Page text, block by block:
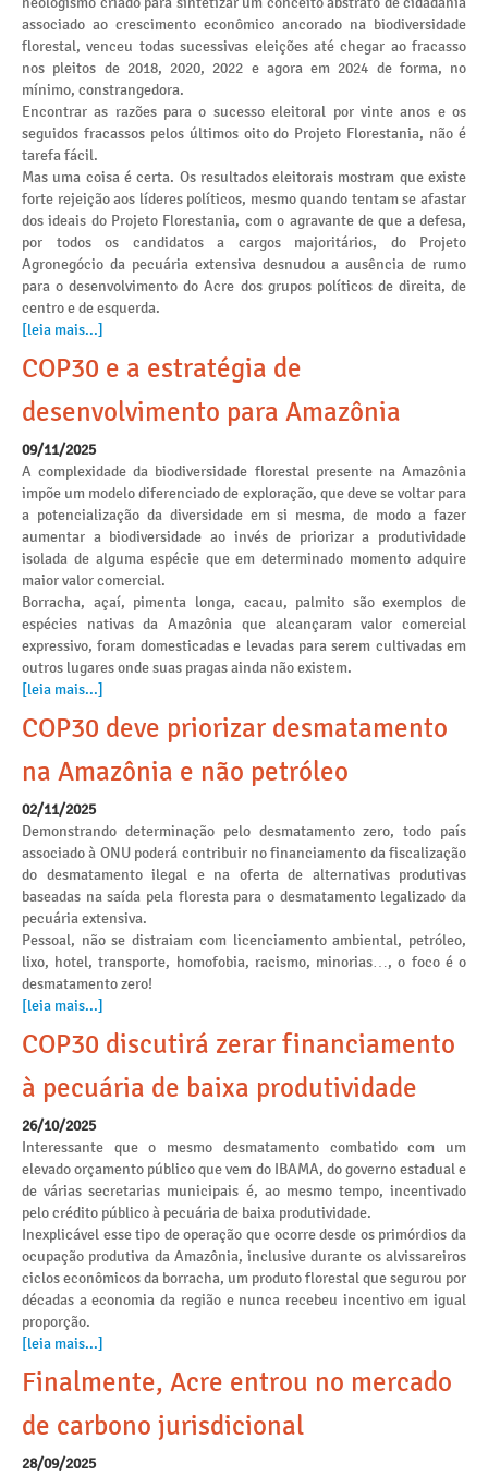
associado ao crescimento econômico ancorado na biodiversidade
florestal, venceu todas sucessivas eleições até chegar ao fracasso
nos pleitos de 2018, 2020, 2022 e agora em 2024 de forma, no
mínimo, constrangedora.
Encontrar as razões para o sucesso eleitoral por vinte anos e os
seguidos fracassos pelos últimos oito do Projeto Florestania, não é
tarefa fácil.
Mas uma coisa é certa. Os resultados eleitorais mostram que existe
forte rejeição aos líderes políticos, mesmo quando tentam se afastar
dos ideais do Projeto Florestania, com o agravante de que a defesa,
por todos os candidatos a cargos majoritários, do Projeto
Agronegócio da pecuária extensiva desnudou a ausência de rumo
para o desenvolvimento do Acre dos grupos políticos de direita, de
centro e de esquerda.
[leia mais...]
COP30 e a estratégia de
desenvolvimento para Amazônia
09/11/2025
A complexidade da biodiversidade florestal presente na Amazônia
impõe um modelo diferenciado de exploração, que deve se voltar para
a potencialização da diversidade em si mesma, de modo a fazer
aumentar a biodiversidade ao invés de priorizar a produtividade
isolada de alguma espécie que em determinado momento adquire
maior valor comercial.
Borracha, açaí, pimenta longa, cacau, palmito são exemplos de
espécies nativas da Amazônia que alcançaram valor comercial
expressivo, foram domesticadas e levadas para serem cultivadas em
outros lugares onde suas pragas ainda não existem.
[leia mais...]
COP30 deve priorizar desmatamento
na Amazônia e não petróleo
02/11/2025
Demonstrando determinação pelo desmatamento zero, todo país
associado à ONU poderá contribuir no financiamento da fiscalização
do desmatamento ilegal e na oferta de alternativas produtivas
baseadas na saída pela floresta para o desmatamento legalizado da
pecuária extensiva.
Pessoal, não se distraiam com licenciamento ambiental, petróleo,
lixo, hotel, transporte, homofobia, racismo, minorias…, o foco é o
desmatamento zero!
[leia mais...]
COP30 discutirá zerar financiamento
à pecuária de baixa produtividade
26/10/2025
Interessante que o mesmo desmatamento combatido com um
elevado orçamento público que vem do IBAMA, do governo estadual e
de várias secretarias municipais é, ao mesmo tempo, incentivado
pelo crédito público à pecuária de baixa produtividade.
Inexplicável esse tipo de operação que ocorre desde os primórdios da
ocupação produtiva da Amazônia, inclusive durante os alvissareiros
ciclos econômicos da borracha, um produto florestal que segurou por
décadas a economia da região e nunca recebeu incentivo em igual
proporção.
[leia mais...]
Finalmente, Acre entrou no mercado
de carbono jurisdicional
28/09/2025